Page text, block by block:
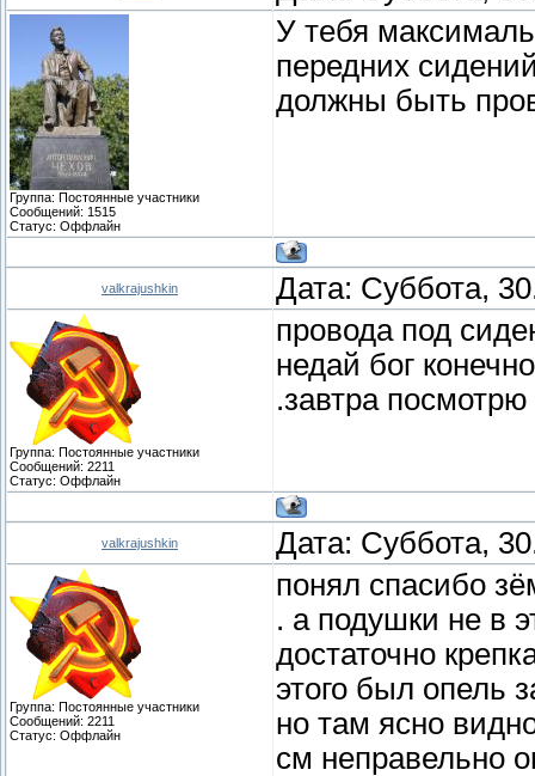
Группа: Постоянные участники
Сообщений: 1515
Статус: Оффлайн
У тебя
передних
должны быть
valkrajushkin Дата: Суббота,
Группа: Постоянные участники
Сообщений: 2211
Статус: Оффлайн
провода под
недай бог
.завтра
valkrajushkin Дата: Суббота,
Группа: Постоянные участники
Сообщений: 2211
Статус: Оффлайн
понял спасибо
. а подушки не в
достаточно
этого был опель
но там ясно
см неправельно